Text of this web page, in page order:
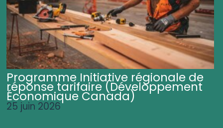
Programme Initiative régionale de
réponse tarifaire (Développement
Économique Canada)
25 juin 2026